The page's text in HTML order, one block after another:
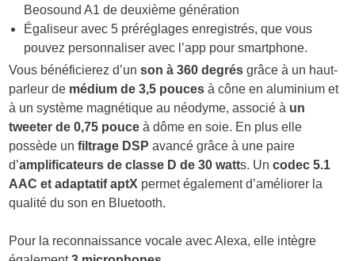
Beosound A1 de deuxième génération
Égaliseur avec 5 préréglages enregistrés, que vous
pouvez personnaliser avec l’app pour smartphone.
Vous bénéficierez d’unson à 360 degrés grâce à un haut-
parleur de médium de 3,5 pouces à cône en aluminium et
à un système magnétique au néodyme, associé à un
tweeter de 0,75 pouce à dôme en soie. En plus elle
possède un filtrage DSP avancé grâce à une paire
d’amplificateurs de classe D de 30 watts. Un codec 5.1
AAC et adaptatif aptX permet également d’améliorer la
qualité du son en Bluetooth.
Pour la reconnaissance vocale avec Alexa, elle intègre